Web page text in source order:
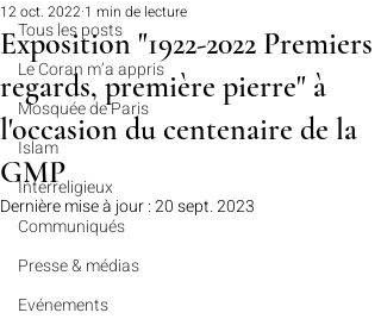
Tous les posts
Le Coran m’a appris
Mosquée de Paris
Islam
Interreligieux
Communiqués
Presse & médias
Evénements
Exposition "1922-2022 Premiers
regards, première pierre" à
l'occasion du centenaire de la
GMP
12 oct. 2022 1 min de lecture
Dernière mise à jour :20 sept. 2023